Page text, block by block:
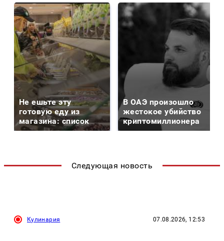
Не ешьте эту
готовую еду из
магазина: список
В ОАЭ произошло
жестокое убийство
криптомиллионера
Следующая новость
Кулинария 07.08.2026, 12:53